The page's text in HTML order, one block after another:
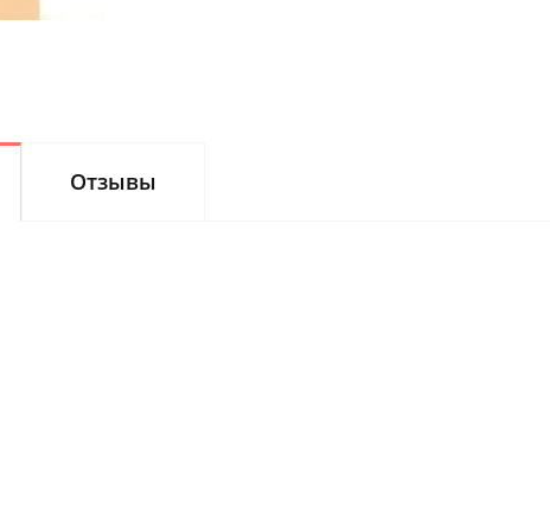
Отзывы